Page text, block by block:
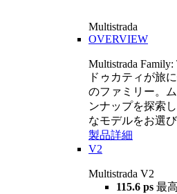
Multistrada
OVERVIEW
Multistrada Family:
ドゥカティが旅
のファミリー。
ンナップを探索
なモデルをお選び
製品詳細
V2
Multistrada V2
115.6 ps 最